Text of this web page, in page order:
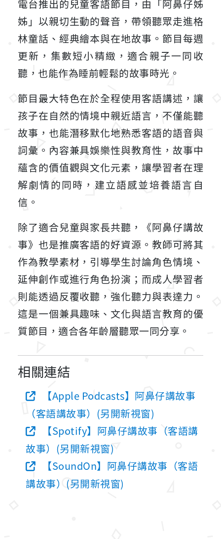
電台推出的兒童客語節目，由「阿鼻仔姊
姊」以親切生動的聲音，帶領聽眾走進格
林童話、經典繪本與在地故事。節目每週
更新，集數短小精緻，適合親子一同收
聽，也能作為睡前輕鬆的故事時光。
節目最大特色在於全程使用客語講述，讓
孩子在自然的情境中親近語言，不僅能聽
故事，也能潛移默化地熟悉客語的語音與
詞彙。內容兼具娛樂性與教育性，故事中
蘊含的價值觀與文化元素，讓學習者在理
解劇情的同時，建立語感並培養語言自
信。
除了適合兒童與家長共聽，《阿鼻仔講故
事》也是推廣客語的好資源。教師可將其
作為教學素材，引導學生討論角色情境、
延伸創作或進行角色扮演；而成人學習者
則能透過反覆收聽，強化聽力與表達力。
這是一個兼具趣味、文化與語言教育的優
質節目，適合各年齡層聽眾一同分享。
相關連結
【Apple Podcasts】阿鼻仔講故事
（客語講故事）(另開新視窗)
【Spotify】阿鼻仔講故事（客語講
故事）(另開新視窗)
【SoundOn】阿鼻仔講故事（客語
講故事）(另開新視窗)